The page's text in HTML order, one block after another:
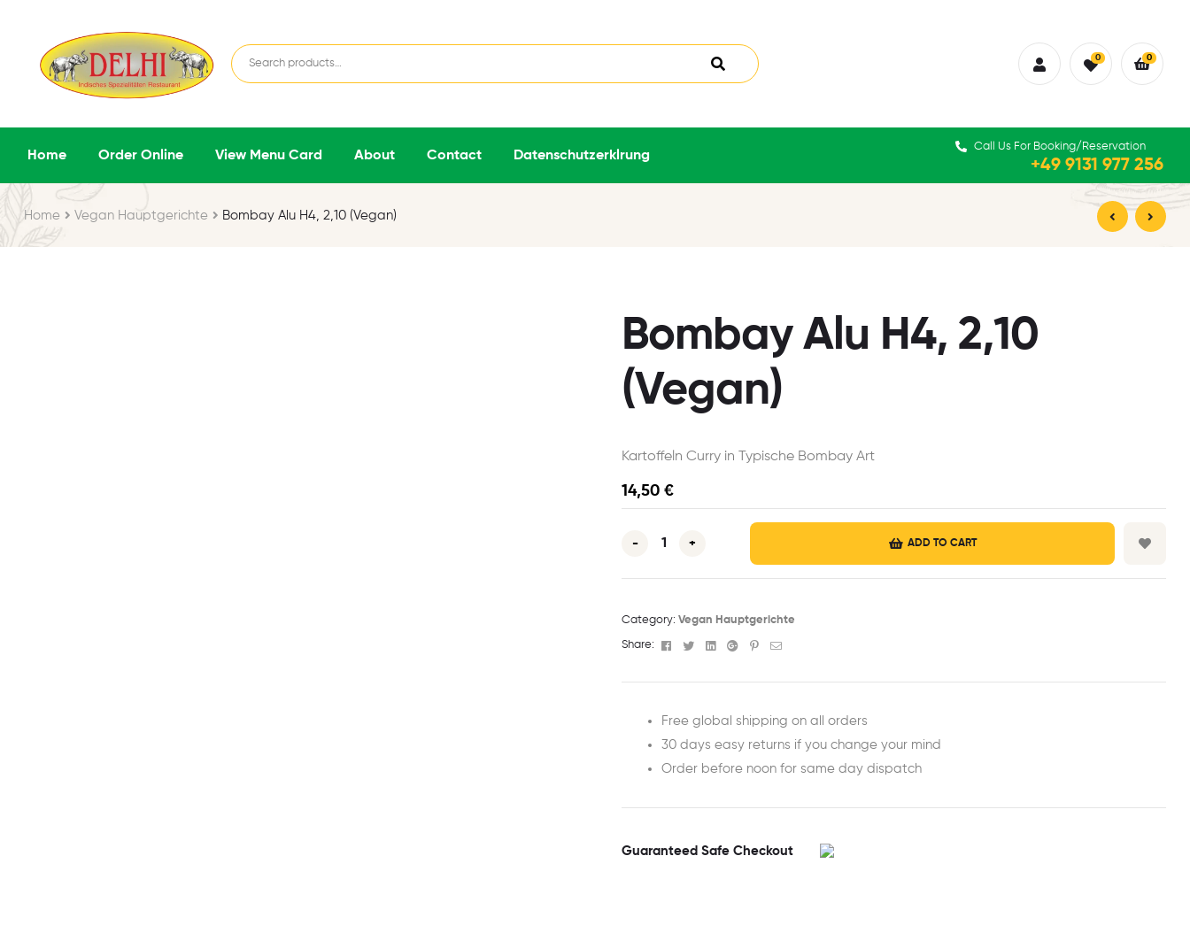
0 0
Home Order Online View Menu Card About Contact Datenschutzerklrung
Call Us For Booking/Reservation
+49 9131 977 256
Home Vegan Hauptgerichte Bombay Alu H4, 2,10 (Vegan)
Bombay Alu H4, 2,10
(Vegan)
Kartoffeln Curry in Typische Bombay Art
14,50 €
- + ADD TO CART
Category: Vegan Hauptgerichte
Share: Facebook
TwitterLinkedinGoogle+Pinterest
Email
Free global shipping on all orders
30 days easy returns if you change your mind
Order before noon for same day dispatch
Guaranteed Safe Checkout